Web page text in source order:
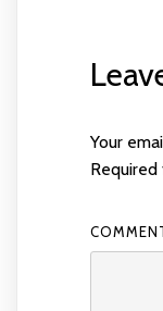
Your
Required